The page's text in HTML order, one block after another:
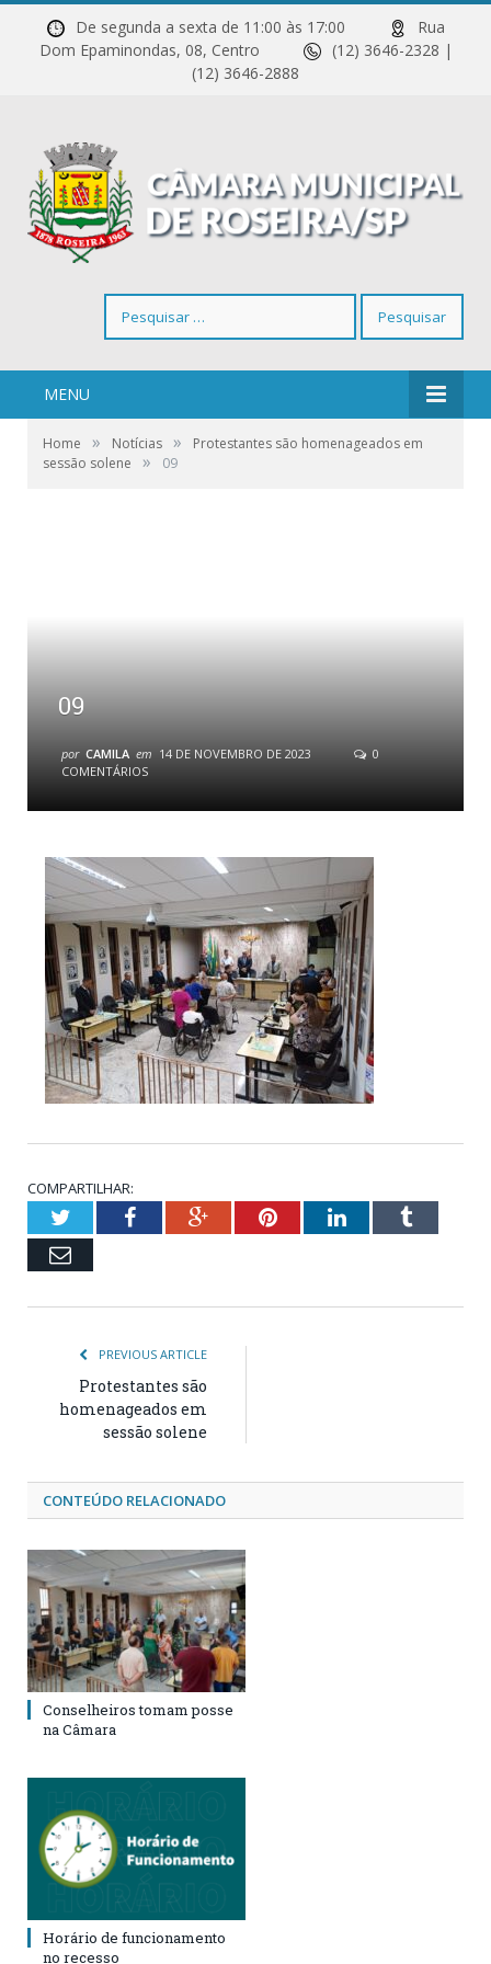
De segunda a sexta de 11:00 às 17:00
Rua
Dom Epaminondas, 08, Centro
(12) 3646-2328 |
(12) 3646-2888
por:
MENU
Home » Notícias »
Protestantes são homenageados em
sessão solene
» 09
09
por CAMILA em 14 DE NOVEMBRO DE 2023
0
COMENTÁRIOS
COMPARTILHAR:
TwitterFacebookGoogle+PinterestLinkedInTumblr
Email
PREVIOUS ARTICLE
Protestantes são
homenageados em
sessão solene
CONTEÚDO RELACIONADO
Conselheiros tomam posse
na Câmara
Horário de funcionamento
no recesso